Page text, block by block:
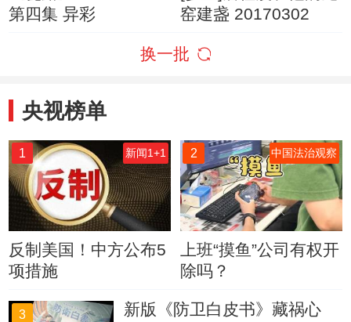
第四集 异彩
窑建盏 20170302
换一批
央视榜单
1 新闻1+1
反制美国！中方公布5
项措施
2 中国法治观察
上班“摸鱼”公司有权开
除吗？
3 新版《防卫白皮书》藏祸心